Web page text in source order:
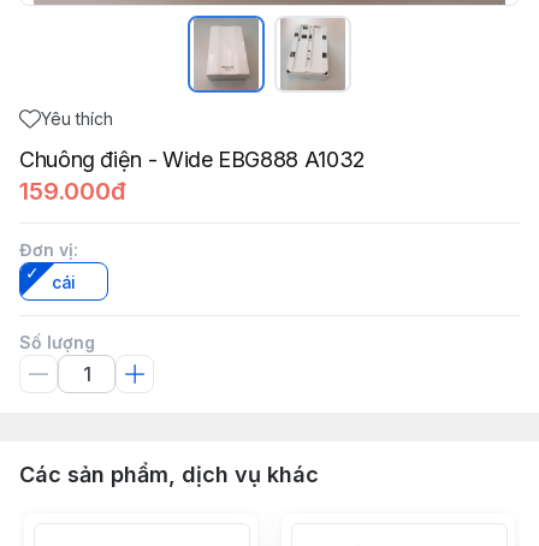
Yêu thích
Chuông điện - Wide EBG888 A1032
159.000đ
Đơn vị:
cái
Số lượng
Các sản phẩm, dịch vụ khác